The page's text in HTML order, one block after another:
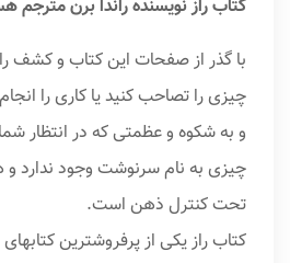
کتاب راز نویسنده راندا برن
با گذر از صفحات این کتاب و کشف
چیزی را تصاحب کنید یا کاری را
و به شکوه و عظمتی که در انتظار
چیزی به نام سرنوشت وجود ندارد و
تحت کنترل ذهن است.
کتاب راز یکی از پرفروشترین